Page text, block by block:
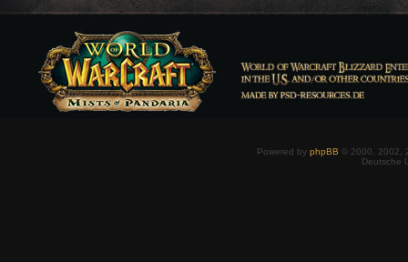
Powered by phpBB © 2000, 2002,
Deutsche